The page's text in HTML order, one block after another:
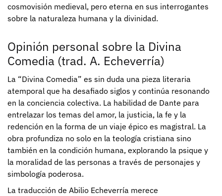
cosmovisión medieval, pero eterna en sus interrogantes
sobre la naturaleza humana y la divinidad.
Opinión personal sobre la Divina
Comedia (trad. A. Echeverría)
La “Divina Comedia” es sin duda una pieza literaria
atemporal que ha desafiado siglos y continúa resonando
en la conciencia colectiva. La habilidad de Dante para
entrelazar los temas del amor, la justicia, la fe y la
redención en la forma de un viaje épico es magistral. La
obra profundiza no solo en la teología cristiana sino
también en la condición humana, explorando la psique y
la moralidad de las personas a través de personajes y
simbología poderosa.
La traducción de Abilio Echeverría merece